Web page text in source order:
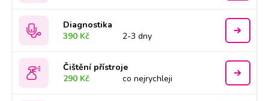
Diagnostika
390 Kč
2-3 dny
Čištění přístroje
290 Kč
co nejrychleji